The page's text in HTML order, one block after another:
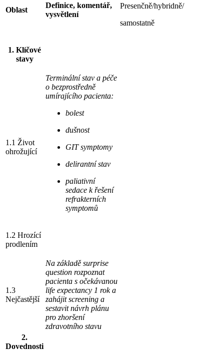
Oblast
Definice, komentář,
vysvětlení
Presenčně/hybridně/
samostatně
1. Klíčové
stavy
1.1 Život
ohrožující
Terminální stav a péče
o bezprostředně
umírajícího pacienta:
bolest
dušnost
GIT symptomy
delirantní stav
paliativní
sedace k řešení
refrakterních
symptomů
1.2 Hrozící
prodlením
1.3
Nejčastější
Na základě surprise
question rozpoznat
pacienta s očekávanou
life expectancy 1 rok a
zahájit screening a
sestavit návrh plánu
pro zhoršení
zdravotního stavu
2.
Dovednosti